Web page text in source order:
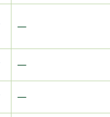
―
―
―